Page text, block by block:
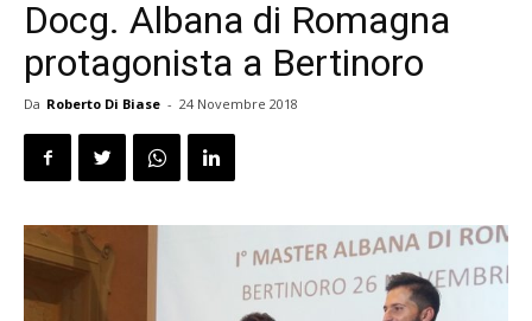
Docg. Albana di Romagna
protagonista a Bertinoro
Da Roberto Di Biase - 24 Novembre 2018